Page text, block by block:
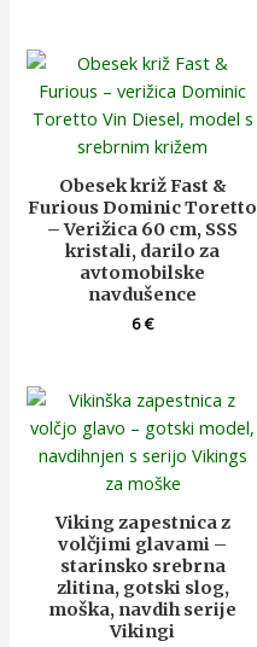
Obesek križ Fast &
Furious Dominic Toretto
– Verižica 60 cm, SSS
kristali, darilo za
avtomobilske
navdušence
6€
Viking zapestnica z
volčjimi glavami –
starinsko srebrna
zlitina, gotski slog,
moška, navdih serije
Vikingi